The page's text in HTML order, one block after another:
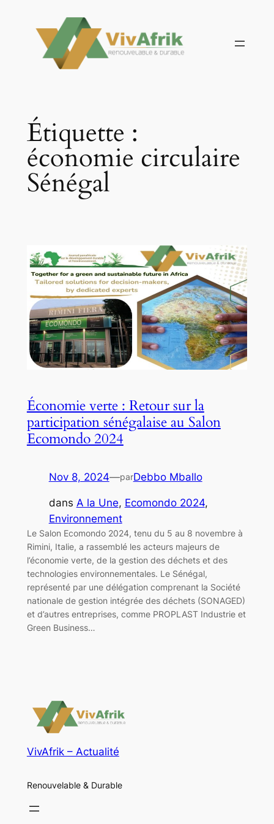
contenu
Étiquette :
économie circulaire
Sénégal
Économie verte : Retour sur la
participation sénégalaise au Salon
Ecomondo 2024
Nov 8, 2024—parDebbo Mballo
dans A la Une, Ecomondo 2024
Environnement
Le Salon Ecomondo 2024, tenu du 5 au 8 novembre à
Rimini, Italie, a rassemblé les acteurs majeurs de
l’économie verte, de la gestion des déchets et des
technologies environnementales. Le Sénégal,
représenté par une délégation comprenant la Société
nationale de gestion intégrée des déchets (SONAGED)
et d’autres entreprises, comme PROPLAST Industrie et
Green Business…
VivAfrik – Actualité
Renouvelable & Durable